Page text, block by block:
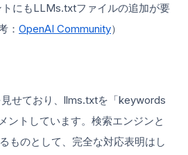
にもLLMs.txtファイルの追加が要
： OpenAI Community）
せており、llms.txtを「keywords
ントしています。検索エンジンと
ものとして、完全な対応表明はし